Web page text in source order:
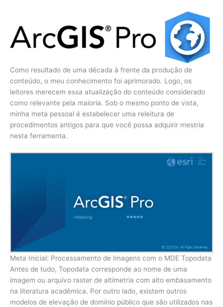
Como resultado de uma década à frente da produção de
conteúdo, o meu conhecimento foi aprimorado. Logo, os
leitores merecem essa atualização do conteúdo considerado
como relevante pela maioria. Sob o mesmo ponto de vista,
minha meta pessoal é estabelecer uma releitura de
procedimentos antigos para que você possa adquirir mestria
nesta ferramenta.
Meta Inicial: Processamento de Imagens com o MDE Topodata
Antes de tudo, Topodata corresponde ao nome de uma
imagem ou arquivo raster de altimetria com alto embasamento
na literatura acadêmica. Por outro lado, existem outros
modelos de elevação de domínio público que são utilizados nas